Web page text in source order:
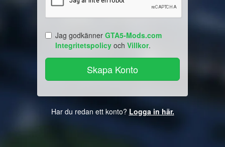
Jag godkänner GTA5-Mods.com
Integritetspolicy och Villkor.
Har du redan ett konto? Logga in här.